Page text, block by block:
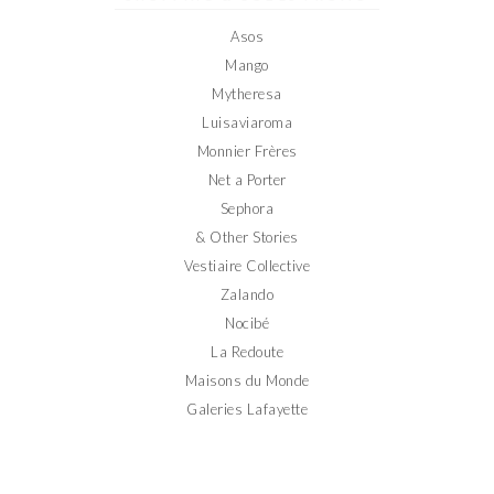
Asos
Mango
Mytheresa
Luisaviaroma
Monnier Frères
Net a Porter
Sephora
& Other Stories
Vestiaire Collective
Zalando
Nocibé
La Redoute
Maisons du Monde
Galeries Lafayette